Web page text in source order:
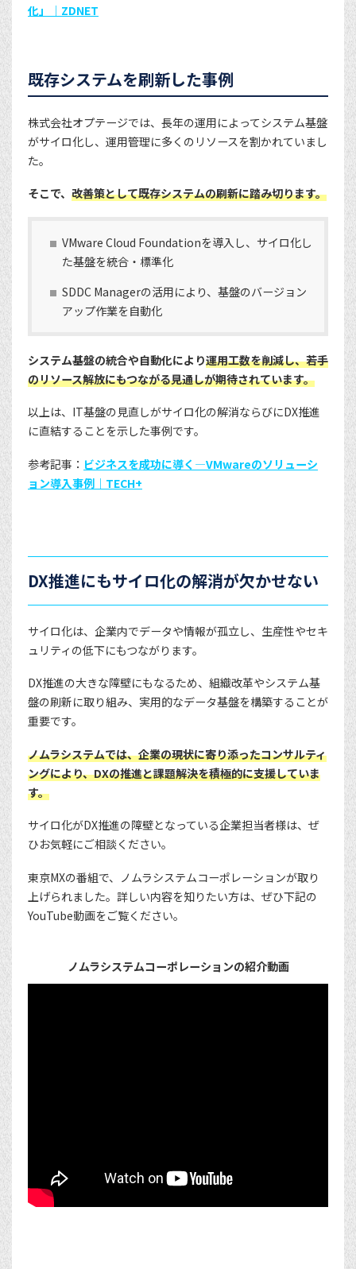
化」｜ZDNET
既存システムを刷新した事例
株式会社オプテージでは、長年の運用によってシステム基盤
がサイロ化し、運用管理に多くのリソースを割かれていまし
た。
そこで、 改善策として既存システムの刷新に踏み切ります。
VMware Cloud Foundationを導入し、サイロ化し
た基盤を統合・標準化
SDDC Managerの活用により、基盤のバージョン
アップ作業を自動化
システム基盤の統合や自動化により運用工数を削減し、若手
のリソース解放にもつながる見通しが期待されています。
以上は、IT基盤の見直しがサイロ化の解消ならびにDX推進
に直結することを示した事例です。
参考記事： ビジネスを成功に導く―VMwareのソリューシ
ョン導入事例｜TECH+
DX推進にもサイロ化の解消が欠かせない
サイロ化は、企業内でデータや情報が孤立し、生産性やセキ
ュリティの低下にもつながります。
DX推進の大きな障壁にもなるため、組織改革やシステム基
盤の刷新に取り組み、実用的なデータ基盤を構築することが
重要です。
ノムラシステムでは、企業の現状に寄り添ったコンサルティ
ングにより、DXの推進と課題解決を積極的に支援していま
す。
サイロ化がDX推進の障壁となっている企業担当者様は、ぜ
ひお気軽にご相談ください。
東京MXの番組で、ノムラシステムコーポレーションが取り
上げられました。詳しい内容を知りたい方は、ぜひ下記の
YouTube動画をご覧ください。
ノムラシステムコーポレーションの紹介動画